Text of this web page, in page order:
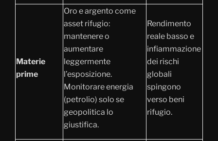
Materie
prime
Oro e argento come
asset rifugio:
mantenere o
aumentare
leggermente
l’esposizione.
Monitorare energia
(petrolio) solo se
geopolitica lo
giustifica.
Rendimento
reale basso e
infiammazione
dei rischi
globali
spingono
verso beni
rifugio.